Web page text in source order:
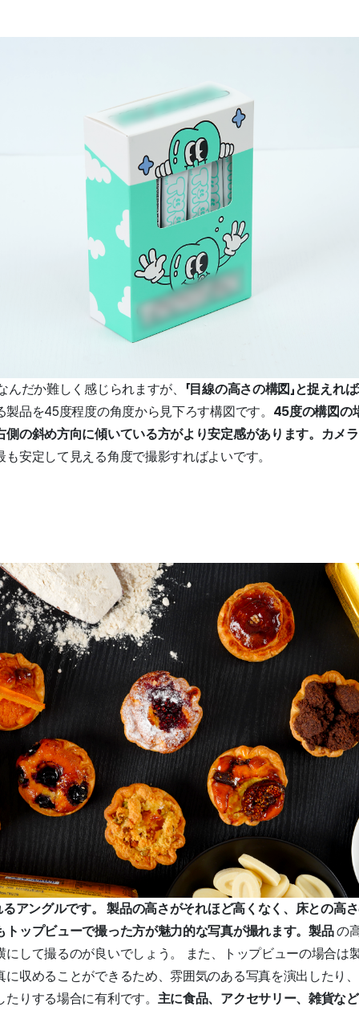
だか難しく感じられますが、 「目線の高さの構図」と捉えれ
品を45度程度の角度から見下ろす構図です。 45度の構図の
側の斜め方向に傾いている方がより安定感があります。カメ
安定して見える角度で撮影すればよいです。
るアングルです。製品の高さがそれほど高くなく、床との高
トップビューで撮った方が魅力的な写真が撮れます。製品の
にして撮るのが良いでしょう。 また、トップビューの場合は
に収めることができるため、雰囲気のある写真を演出したり
りする場合に有利です。 主に食品、アクセサリー、雑貨な